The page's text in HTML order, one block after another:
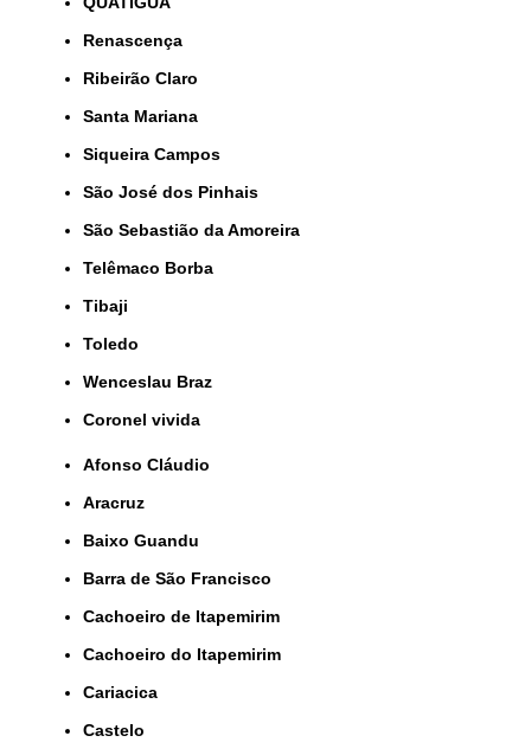
Renascença
Ribeirão Claro
Santa Mariana
Siqueira Campos
São José dos Pinhais
São Sebastião da Amoreira
Telêmaco Borba
Tibaji
Toledo
Wenceslau Braz
coronel vivida
Afonso Cláudio
Aracruz
Baixo Guandu
Barra de São Francisco
Cachoeiro de Itapemirim
Cachoeiro do Itapemirim
Cariacica
Castelo